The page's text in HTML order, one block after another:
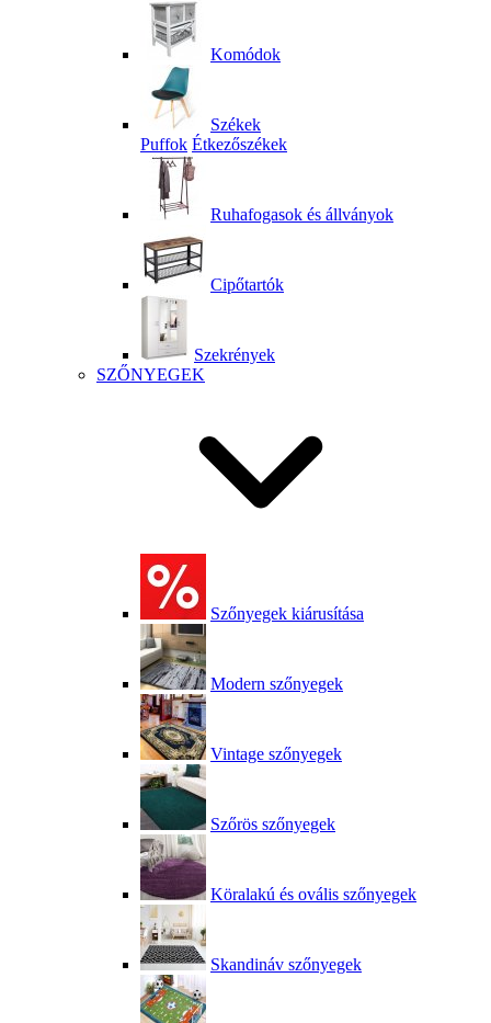
Komódok
Székek
Puffok Étkezőszékek
Ruhafogasok és állványok
Cipőtartók
Szekrények
SZŐNYEGEK
Szőnyegek kiárusítása
Modern szőnyegek
Vintage szőnyegek
Szőrös szőnyegek
Köralakú és ovális szőnyegek
Skandináv szőnyegek